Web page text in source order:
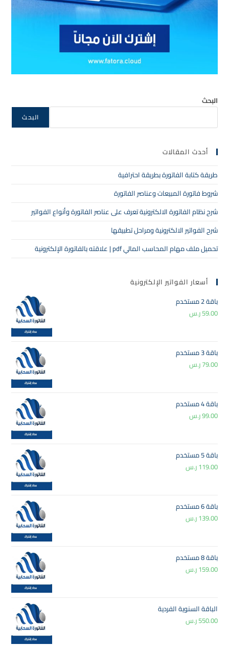
البحث
البحث
أحدث المقالات
طريقة كتابة الفاتورة بطريقة احترافية
شروط فاتورة المبيعات وعناصر الفاتورة
شرح نظام الفاتورة الالكترونية تعرف على عناصر الفاتورة وأنواع الفواتير
شرح الفواتير الالكترونية ومراحل تطبيقها
تحميل ملف مهام المحاسب المالي pdf | علاقته بالفاتورة الإلكترونية
أسعار الفواتير الإلكترونية
باقة 2 مستخدم
59.00ر.س
باقة 3 مستخدم
79.00ر.س
باقة 4 مستخدم
99.00ر.س
باقة 5 مستخدم
119.00ر.س
باقة 6 مستخدم
139.00ر.س
باقة 8 مستخدم
159.00ر.س
الباقة السنوية الفردية
550.00ر.س